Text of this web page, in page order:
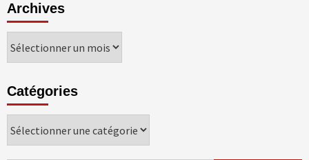
Archives
Archives
Catégories
Catégories